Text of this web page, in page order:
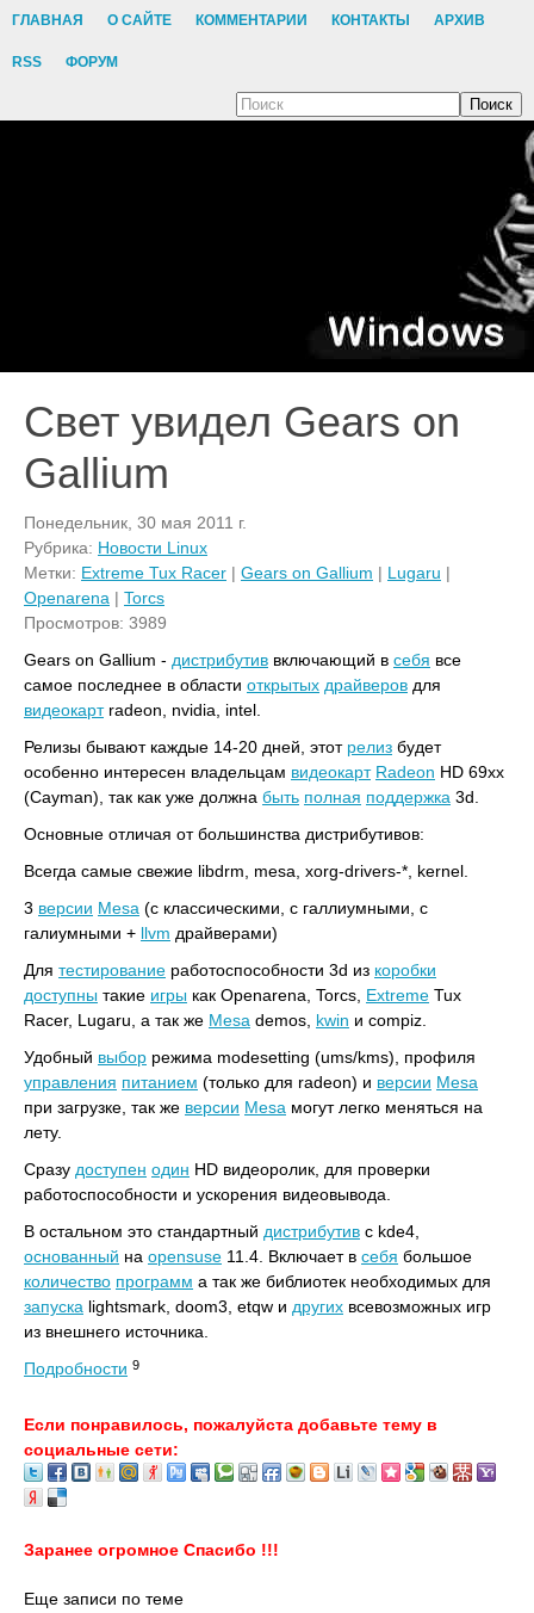
ГЛАВНАЯ О САЙТЕ КОММЕНТАРИИ КОНТАКТЫ АРХИВ
RSS ФОРУМ
Поиск
Свет увидел Gears on
Gallium
Понедельник, 30 мая 2011 г.
Рубрика: Новости Linux
Метки: Extreme Tux Racer | Gears on Gallium | Lugaru |
Openarena | Torcs
Просмотров: 3989
Gears on Gallium - дистрибутив включающий в себя все
самое последнее в области открытых драйверов для
видеокартradeon, nvidia, intel.
Релизы бывают каждые 14-20 дней, этот релиз будет
особенно интересен владельцам видеокарт Radeon HD 69xx
(Cayman), так как уже должна быть полная поддержка 3d.
Основные отличая от большинства дистрибутивов:
Всегда самые свежие libdrm, mesa, xorg-drivers-*, kernel.
3 версии Mesa (c классическими, с галлиумными, c
галиумными + llvm драйверами)
Для тестирование работоспособности 3d из коробки
доступны такие игры как Openarena, Torcs, Extreme Tux
Racer, Lugaru, a так же Mesa demos, kwin и compiz.
Удобный выбор режима modesetting (ums/kms), профиля
управления питанием (только для radeon) и версии Mesa
при загрузке, так же версии Mesa могут легко меняться на
лету.
Сразу доступен один HD видеоролик, для проверки
работоспособности и ускорения видеовывода.
В остальном это стандартный дистрибутив c kde4,
основанный на opensuse 11.4. Включает в себя большое
количество программ а так же библиотек необходимых для
запуска lightsmark, doom3, etqw и других всевозможных игр
из внешнего источника.
Подробности 9
Если понравилось, пожалуйста добавьте тему в
социальные сети:
Заранее огромное Спасибо !!!
Еще записи по теме